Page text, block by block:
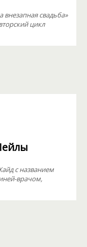
внезапная свадьба»
цикл
с названием
врачом,